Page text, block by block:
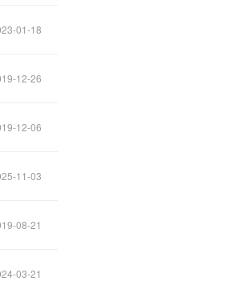
01-18
12-26
12-06
11-03
08-21
03-21